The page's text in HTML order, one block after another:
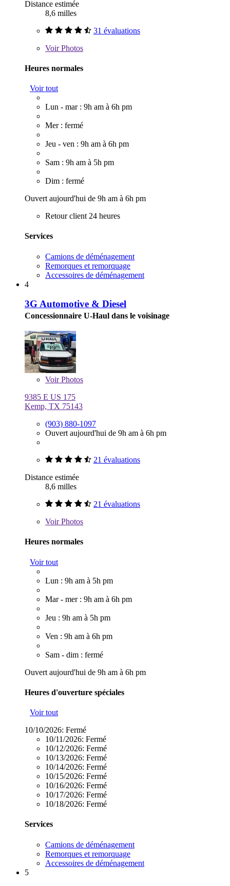
Distance estimée
8,6 milles
31 évaluations
VoirPhotos
Heures normales
Voir tout
Lun - mar : 9h am à 6h pm
Mer : fermé
Jeu - ven : 9h am à 6h pm
Sam : 9h am à 5h pm
Dim : fermé
Ouvert aujourd'hui de 9h am à 6h pm
Retour client 24 heures
Services
Camions de déménagement
Remorques et remorquage
Accessoires de déménagement
4
3G Automotive & Diesel
Concessionnaire U-Haul dans le voisinage
VoirPhotos
9385 E US 175
Kemp, TX 75143
(903) 880-1097
Ouvert aujourd'hui de 9h am à 6h pm
21 évaluations
Distance estimée
8,6 milles
21 évaluations
VoirPhotos
Heures normales
Voir tout
Lun : 9h am à 5h pm
Mar - mer : 9h am à 6h pm
Jeu : 9h am à 5h pm
Ven : 9h am à 6h pm
Sam - dim : fermé
Ouvert aujourd'hui de 9h am à 6h pm
Heures d'ouverture spéciales
Voir tout
10/10/2026: Fermé
10/11/2026: Fermé
10/12/2026: Fermé
10/13/2026: Fermé
10/14/2026: Fermé
10/15/2026: Fermé
10/16/2026: Fermé
10/17/2026: Fermé
10/18/2026: Fermé
Services
Camions de déménagement
Remorques et remorquage
Accessoires de déménagement
5